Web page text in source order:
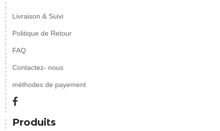
Livraison & Suivi
Politique de Retour
FAQ
Contactez- nous
méthodes de payement
Produits